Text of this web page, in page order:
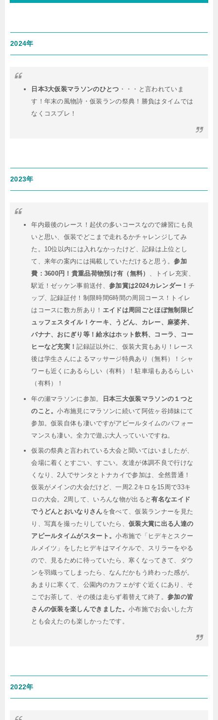
2024年
日本3大仮装マラソンのひとつ ・・・と言われていま
す！年末の風物詩・仮装ランの祭典！勝負はタイムでは
なくコスプレ！
2023年
年内最後のレース！起伏の多いコースなので練習にも良
いと思い、仮装でどこまで走れるかチャレンジしてみ
た。10位以内には入れなかったけど、記録は上位とし
て、来年の案内には掲載していただけると思う。参加
費：3600円！貴重品荷物預け有（無料） 、トイレ充実、
駅近！ゼッケン事前送付、参加賞は2024カレンダー！ チ
ップ、記録証付！制限時間6時間の周回コース！トイレ
はコースに数カ所あり！ エイドは周回ごとほぼ無制限ビ
ュッフェスタイル！ケーキ、うどん、カレー、麻婆丼、
バナナ、おにぎり等！給水はホット飲料、コーラ、コー
ヒーなど充実！記録証以外に、仮装大賞もあり！レース
後は学生さんによるマッサージ特典あり（無料）！シャ
ワーも近くにあるらしい（有料）！駐車場もあるらしい
（有料）！
年の瀬マラソンに参加。
日本三大仮装マラソンの１つと
のこと。小布施見にマラソンに続いて阿佐ヶ谷姉妹にて
参加。仮装自体も凄いですがアピールタイムのパフォー
マンスも凄い。全力で遊ぶ大人っていいですね。
仮装の祭典と言われている大会と聞いてはいましたが、
会場に着くとすごい、すごい。友達が体調不良で行けな
くなり、2人でサンタとトナカイで参加は、全然普通！
仮装がメインの大会だけど、一周2.2キロを15周で33キ
ロの大会。2周して、いろんな物が出ると有名なエイド
でうどんとおいなりさんを食べて、仮装ランナーを見た
り、写真を撮ったりしていたら、 仮装大賞に出る人達の
アピールタイムがスタート。小布施で「ヒデキとスクー
ルメイツ」をしたヒデキはマイケルで、スリラーをやる
ので、見るために待っていたら、寒くなってきて、ダウ
ンを羽織ってしまったら、なんだかもう終わった感が。
あまりに寒くて、公園内のカフェがすぐ近くにあり、そ
こでお茶して、その後は走らず着替えて終了。 参加の皆
さんの仮装を楽しんできました。 小布施でお会いした方
とも会えたのも楽しかったです。
2022年